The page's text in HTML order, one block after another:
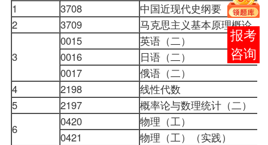
1
3708
中国近现代史纲要
2
3709 马克思主义基本原理概论
3
0015
英语（二）
0016
日语（二）
0017
俄语（二）
4
2198
线性代数
5
2197
概率论与数理统计（二）
6
0420
物理（工）
0421
物理（工）（实践）
在线
客服